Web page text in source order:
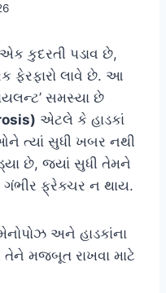
કુદરતી પડાવ છે,
ફેરફારો લાવે છે. આ
સમસ્યા છે
એટલે કે હાડકાં
ત્યાં સુધી ખબર નથી
છે, જ્યાં સુધી તેમને
ગંભીર ફ્રેક્ચર ન થાય.
અને હાડકાંના
મજબૂત રાખવા માટે